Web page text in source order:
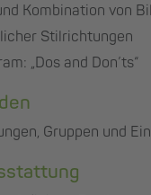
Kombination von
Stilrichtungen
„Dos and Don’ts“
Gruppen und